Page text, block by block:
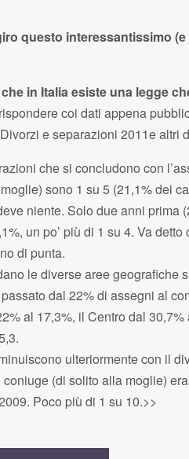
questo interessantissimo
in Italia esiste una legge
coi dati appena
e separazioni 2011e altri
che si concludono con
sono 1 su 5 (21,1% dei
niente. Solo due anni prima
un po’ più di 1 su 4. Va
di punta.
le diverse aree geografiche
dal 22% di assegni al
al 17,3%, il Centro dal
ulteriormente con il
(di solito alla moglie)
Poco più di 1 su 10.>>